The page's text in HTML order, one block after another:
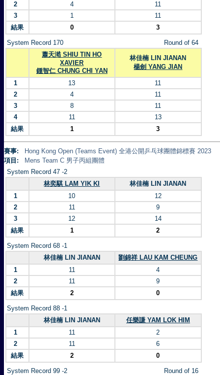
2
4
11
3
1
11
結果
0 3
System Record 170
Round of 64
蕭天澔 SHIU TIN HO
XAVIER
鍾智仁 CHUNG CHI YAN
林佳楠 LIN JIANAN
楊劍 YANG JIAN
1 13
11
2
4
11
3
8
11
4
11
13
結果
1 3
賽事:
Hong Kong Open (Teams Event) 全港公開乒乓球團體錦標賽 2023
項目:
Mens Team C 男子丙組團體
System Record 47 -2
林奕騏 LAM YIK KI
林佳楠 LIN JIANAN
1
10
12
2
11
9
3
12
14
結果
1 2
System Record 68 -1
林佳楠 LIN JIANAN
劉錦祥 LAU KAM CHEUNG
1
11
4
2
11
9
結果
2 0
System Record 88 -1
林佳楠 LIN JIANAN
任樂謙 YAM LOK HIM
1
11
2
2
11
6
結果
2 0
System Record 99 -2
Round of 16